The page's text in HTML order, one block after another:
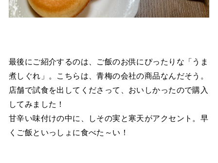
最後にご紹介するのは、ご飯のお供にぴったりな「うま
煮しぐれ」。こちらは、青梅の会社の商品なんだそう。
店舗で試食を出してくださって、おいしかったので購入
してみました！
甘辛い味付けの中に、しその実と寒天がアクセント。早
くご飯といっしょに食べた～い！